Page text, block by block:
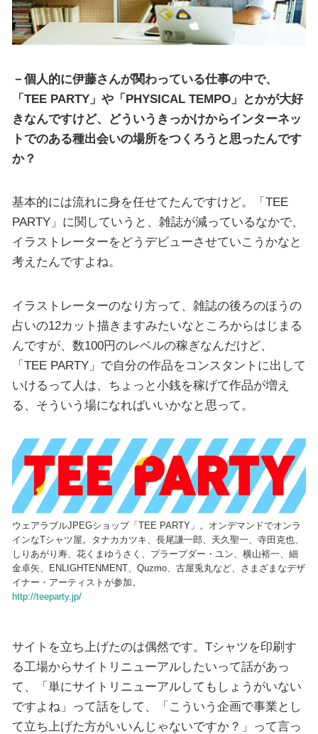
－個人的に伊藤さんが関わっている仕事の中で、
「TEE PARTY」や「PHYSICAL TEMPO」とかが大好
きなんですけど、どういうきっかけからインターネッ
トでのある種出会いの場所をつくろうと思ったんです
か？
基本的には流れに身を任せてたんですけど。「TEE
PARTY」に関していうと、雑誌が減っているなかで、
イラストレーターをどうデビューさせていこうかなと
考えたんですよね。
イラストレーターのなり方って、雑誌の後ろのほうの
占いの12カット描きますみたいなところからはじまる
んですが、数100円のレベルの稼ぎなんだけど、
「TEE PARTY」で自分の作品をコンスタントに出して
いけるって人は、ちょっと小銭を稼げて作品が増え
る、そういう場になればいいかなと思って。
ウェアラブルJPEGショップ「TEE PARTY」。オンデマンドでオンラ
インなTシャツ屋。タナカカツキ、長尾謙一郎、天久聖一、寺田克也、
しりあがり寿、花くまゆうさく、プラープダー・ユン、横山裕一、細
金卓矢、ENLIGHTENMENT、Quzmo、古屋兎丸など、さまざまなデザ
イナー・アーティストが参加。
http://teeparty.jp/
サイトを立ち上げたのは偶然です。Tシャツを印刷す
る工場からサイトリニューアルしたいって話があっ
て、「単にサイトリニューアルしてもしょうがいない
ですよね」って話をして、「こういう企画で事業とし
て立ち上げた方がいいんじゃないですか？」って言っ